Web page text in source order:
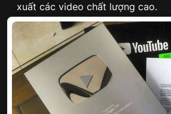
xuất các video chất lượng cao.